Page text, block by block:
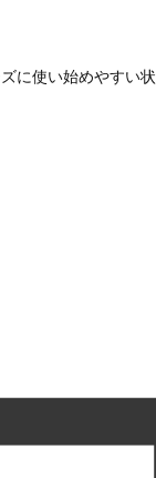
に使い始めやすい